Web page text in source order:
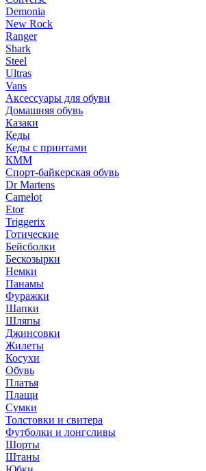
Demonia
New Rock
Ranger
Shark
Steel
Ultras
Vans
Аксессуары для обуви
Домашняя обувь
Казаки
Кеды
Кеды с принтами
КММ
Спорт-байкерская обувь
Dr Martens
Camelot
Etor
Triggerix
Готические
Бейсболки
Бескозырки
Немки
Панамы
Фуражки
Шапки
Шляпы
Джинсовки
Жилеты
Косухи
Обувь
Платья
Плащи
Сумки
Толстовки и свитера
Футболки и лонгсливы
Шорты
Штаны